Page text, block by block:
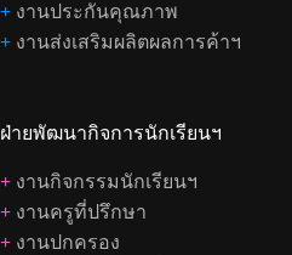
+ งานประกันคุณภาพ
+ งานส่งเสริมผลิตผลการค้าฯ
ฝ่ายพัฒนากิจการนักเรียนฯ
+ งานกิจกรรมนักเรียนฯ
+ งานครูที่ปรึกษา
+ งานปกครอง